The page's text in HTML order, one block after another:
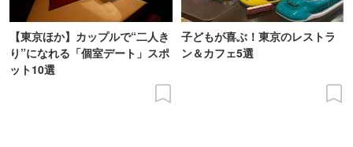
【東京ほか】カップルで“二人き
り”になれる「個室デート」スポ
ット10選
子どもが喜ぶ！東京のレストラ
ン＆カフェ5選